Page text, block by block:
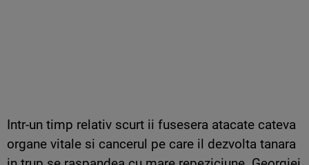
Intr-un timp relativ scurt ii fusesera atacate cateva
organe vitale si cancerul pe care il dezvolta tanara